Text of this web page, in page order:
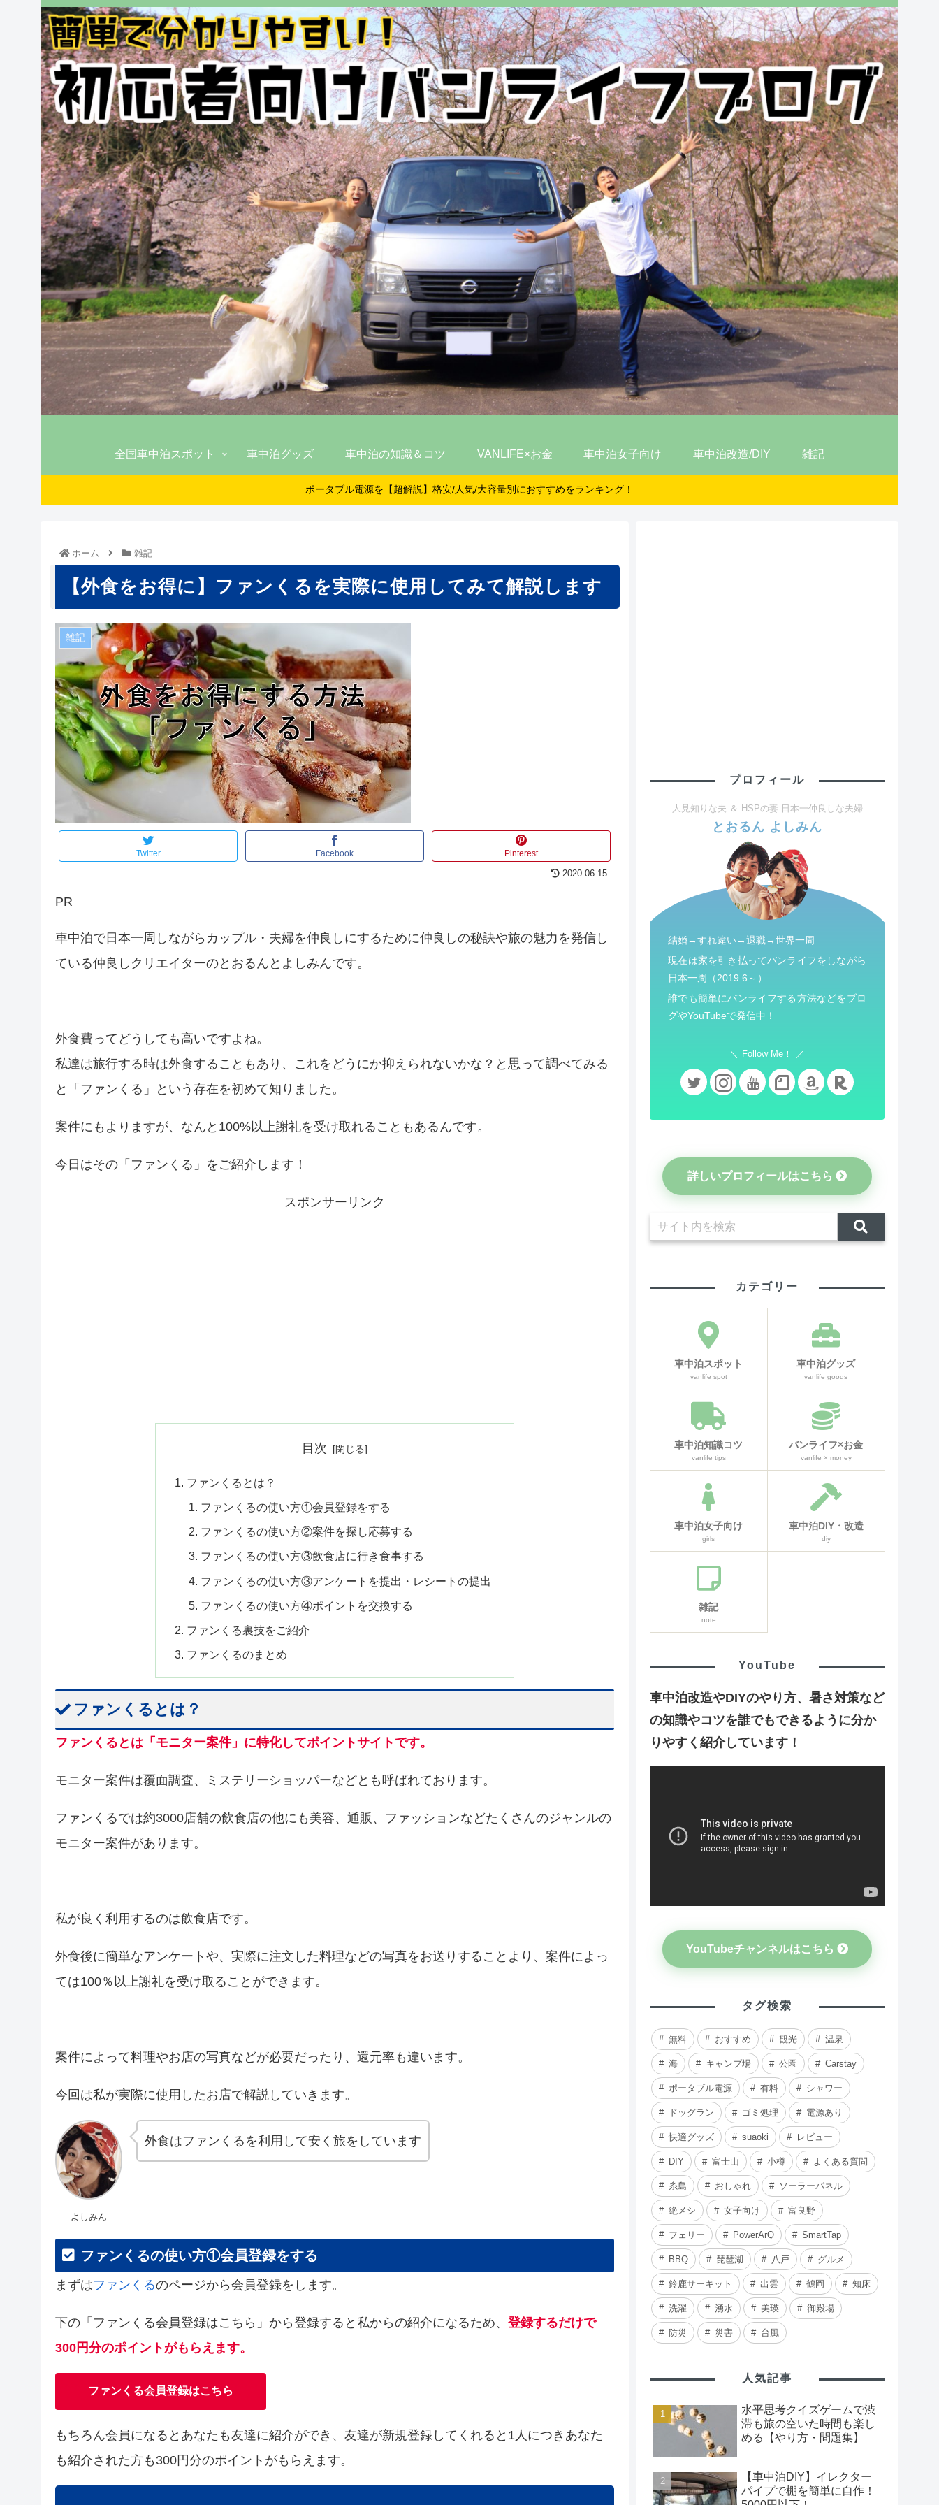
全国車中泊スポット 車中泊グッズ 車中泊の知識＆コツ VANLIFE×お金 車中泊女子向け 車中泊改造/DIY 雑記
ポータブル電源を【超解説】格安/人気/大容量別におすすめをランキング！
ホーム 雑記
【外食をお得に】ファンくるを実際に使用してみて解説します
雑記
Twitter Facebook Pinterest
2020.06.15
PR
車中泊で日本一周しながらカップル・夫婦を仲良しにするために仲良しの秘訣や旅の魅力を発信し
ている仲良しクリエイターのとおるんとよしみんです。
外食費ってどうしても高いですよね。
私達は旅行する時は外食することもあり、これをどうにか抑えられないかな？と思って調べてみる
と「ファンくる」という存在を初めて知りました。
案件にもよりますが、なんと100%以上謝礼を受け取れることもあるんです。
今日はその「ファンくる」をご紹介します！
スポンサーリンク
目次
ファンくるとは？
ファンくるの使い方①会員登録をする
ファンくるの使い方②案件を探し応募する
ファンくるの使い方③飲食店に行き食事する
ファンくるの使い方③アンケートを提出・レシートの提出
ファンくるの使い方④ポイントを交換する
ファンくる裏技をご紹介
ファンくるのまとめ
ファンくるとは？
ファンくるとは「モニター案件」に特化してポイントサイトです。
モニター案件は覆面調査、ミステリーショッパーなどとも呼ばれております。
ファンくるでは約3000店舗の飲食店の他にも美容、通販、ファッションなどたくさんのジャンルの
モニター案件があります。
私が良く利用するのは飲食店です。
外食後に簡単なアンケートや、実際に注文した料理などの写真をお送りすることより、案件によっ
ては100％以上謝礼を受け取ることができます。
案件によって料理やお店の写真などが必要だったり、還元率も違います。
今回は私が実際に使用したお店で解説していきます。
よしみん
外食はファンくるを利用して安く旅をしています
ファンくるの使い方①会員登録をする
まずはファンくるのページから会員登録をします。
下の「ファンくる会員登録はこちら」から登録すると私からの紹介になるため、 登録するだけで
300円分のポイントがもらえます。
ファンくる会員登録はこちら
もちろん会員になるとあなたも友達に紹介ができ、友達が新規登録してくれると1人につきあなた
も紹介された方も300円分のポイントがもらえます。
プロフィール
人見知りな夫 ＆ HSPの妻 日本一仲良しな夫婦
とおるん よしみん
結婚→すれ違い→退職→世界一周
現在は家を引き払ってバンライフをしながら
日本一周（2019.6～）
誰でも簡単にバンライフする方法などをブロ
グやYouTubeで発信中！
Follow Me！
詳しいプロフィールはこちら
カテゴリー
車中泊スポット
vanlife spot
車中泊グッズ
vanlife goods
車中泊知識コツ
vanlife tips
バンライフ×お金
vanlife × money
車中泊女子向け
girls
車中泊DIY・改造
diy
雑記
note
YouTube
車中泊改造やDIYのやり方、暑さ対策など
の知識やコツを誰でもできるように分か
りやすく紹介しています！
YouTubeチャンネルはこちら
タグ検索
無料 おすすめ 観光 温泉
海 キャンプ場 公園 Carstay
ポータブル電源 有料 シャワー
ドッグラン ゴミ処理 電源あり
快適グッズ suaoki レビュー
DIY 富士山 小樽 よくある質問
糸島 おしゃれ ソーラーパネル
絶メシ 女子向け 富良野
フェリー PowerArQ SmartTap
BBQ 琵琶湖 八戸 グルメ
鈴鹿サーキット 出雲 鶴岡 知床
洗濯 湧水 美瑛 御殿場
防災 災害 台風
人気記事
水平思考クイズゲームで渋
滞も旅の空いた時間も楽し
める【やり方・問題集】
【車中泊DIY】イレクター
パイプで棚を簡単に自作！